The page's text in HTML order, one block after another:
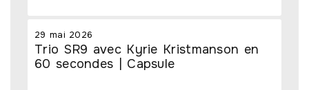
29 mai 2026
Trio SR9 avec Kyrie Kristmanson en
60 secondes | Capsule